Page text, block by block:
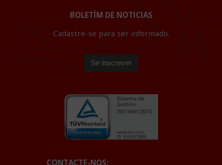
BOLETÍM DE NOTICIAS
Cadastre-se para ser informado.
CONTACTE-NOS: